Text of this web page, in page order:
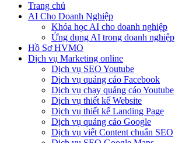
Trang chủ
AI Cho Doanh Nghiệp
Khóa học AI cho doanh nghiệp
Ứng dụng AI trong doanh nghiệp
Hồ Sơ HVMO
Dịch vụ Marketing online
Dịch vụ SEO Youtube
Dịch vụ quảng cáo Facebook
Dịch vụ chạy quảng cáo Youtube
Dịch vụ thiết kế Website
Dịch vụ thiết kế Landing Page
Dịch vụ quảng cáo Google
Dịch vụ viết Content chuẩn SEO